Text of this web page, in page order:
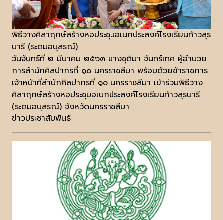
พิธีวางศิลาฤกษ์สร้างหอประชุมอเนกประสงค์โรงเรียนท้าวสุร
นารี (ระดมอนุสรณ์)
วันจันทร์ที่ ๒ มีนาคม ๒๕๖๓ นางชุติมา จันทร์เทศ ผู้อำนวย
การสำนักศิลปากรที่ ๑๐ นครราชสีมา พร้อมด้วยข้าราชการ
เจ้าหน้าที่สำนักศิลปากรที่ ๑๐ นครราชสีมา เข้าร่วมพิธีวาง
ศิลาฤกษ์สร้างหอประชุมอเนกประสงค์โรงเรียนท้าวสุรนารี
(ระดมอนุสรณ์) จังหวัดนครราชสีมา
ข่าวประชาสัมพันธ์